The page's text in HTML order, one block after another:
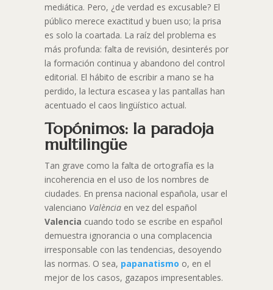
mediática. Pero, ¿de verdad es excusable? El
público merece exactitud y buen uso; la prisa
es solo la coartada. La raíz del problema es
más profunda: falta de revisión, desinterés por
la formación continua y abandono del control
editorial. El hábito de escribir a mano se ha
perdido, la lectura escasea y las pantallas han
acentuado el caos lingüístico actual.​
Topónimos: la paradoja
multilingüe
Tan grave como la falta de ortografía es la
incoherencia en el uso de los nombres de
ciudades. En prensa nacional española, usar el
valenciano Valènciaen vez del español
Valencia cuando todo se escribe en español
demuestra ignorancia o una complacencia
irresponsable con las tendencias, desoyendo
las normas. O sea, papanatismo o, en el
mejor de los casos, gazapos impresentables.